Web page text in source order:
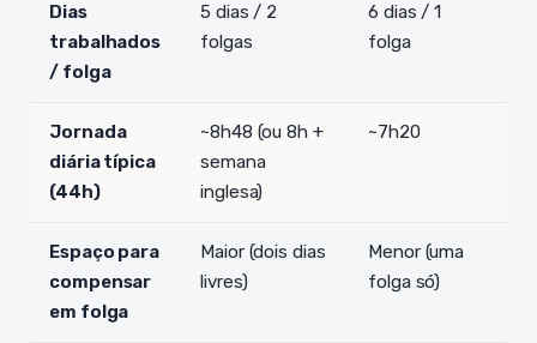
Dias
trabalhados
/ folga
5 dias / 2
folgas
6 dias / 1
folga
Jornada
diária típica
(44h)
~8h48 (ou 8h +
semana
inglesa)
~7h20
Espaço para
compensar
em folga
Maior (dois dias
livres)
Menor (uma
folga só)